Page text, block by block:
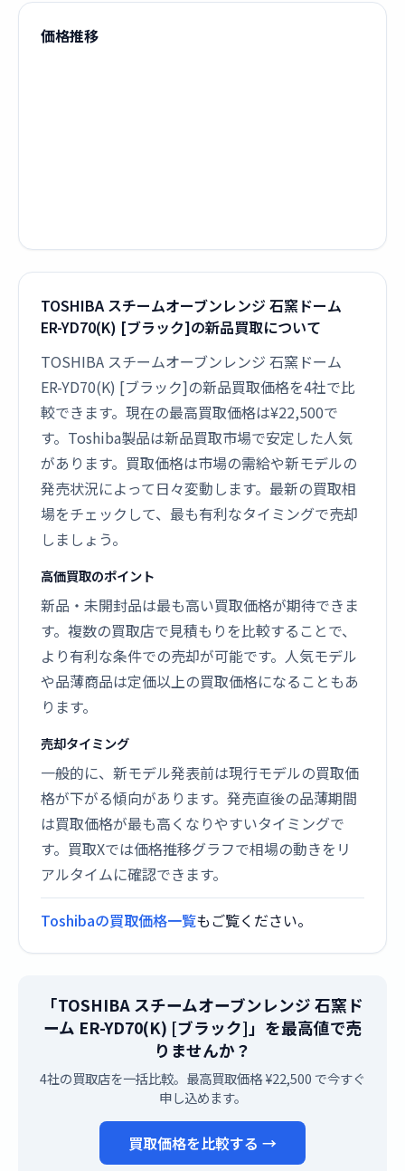
価格推移
TOSHIBA スチームオーブンレンジ 石窯ドーム
ER-YD70(K) [ブラック]の新品買取について
TOSHIBA スチームオーブンレンジ 石窯ドーム
ER-YD70(K) [ブラック]の新品買取価格を4社で比
較できます。現在の最高買取価格は¥22,500で
す。Toshiba製品は新品買取市場で安定した人気
があります。買取価格は市場の需給や新モデルの
発売状況によって日々変動します。最新の買取相
場をチェックして、最も有利なタイミングで売却
しましょう。
高価買取のポイント
新品・未開封品は最も高い買取価格が期待できま
す。複数の買取店で見積もりを比較することで、
より有利な条件での売却が可能です。人気モデル
や品薄商品は定価以上の買取価格になることもあ
ります。
売却タイミング
一般的に、新モデル発表前は現行モデルの買取価
格が下がる傾向があります。発売直後の品薄期間
は買取価格が最も高くなりやすいタイミングで
す。買取Xでは価格推移グラフで相場の動きをリ
アルタイムに確認できます。
Toshibaの買取価格一覧もご覧ください。
「TOSHIBA スチームオーブンレンジ 石窯ド
ーム ER-YD70(K) [ブラック]」を最高値で売
りませんか？
4社の買取店を一括比較。最高買取価格 ¥22,500 で今すぐ
申し込めます。
買取価格を比較する →